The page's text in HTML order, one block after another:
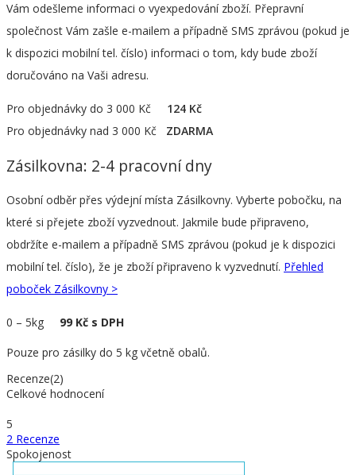
Vám odešleme informaci o vyexpedování zboží. Přepravní
společnost Vám zašle e-mailem a případně SMS zprávou (pokud je
k dispozici mobilní tel. číslo) informaci o tom, kdy bude zboží
doručováno na Vaši adresu.
Pro objednávky do 3 000 Kč 124 Kč
Pro objednávky nad 3 000 Kč ZDARMA
Zásilkovna: 2-4 pracovní dny
Osobní odběr přes výdejní místa Zásilkovny. Vyberte pobočku, na
které si přejete zboží vyzvednout. Jakmile bude připraveno,
obdržíte e-mailem a případně SMS zprávou (pokud je k dispozici
mobilní tel. číslo), že je zboží připraveno k vyzvednutí. Přehled
poboček Zásilkovny >
0 – 5kg 99 Kč s DPH
Pouze pro zásilky do 5 kg včetně obalů.
Recenze(2)
Celkové hodnocení
5
2 Recenze
Spokojenost